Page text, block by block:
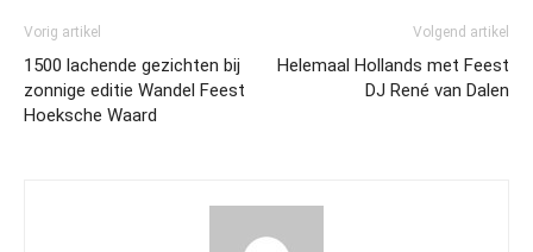
Vorig artikel
1500 lachende gezichten bij
zonnige editie Wandel Feest
Hoeksche Waard
Volgend artikel
Helemaal Hollands met Feest
DJ René van Dalen